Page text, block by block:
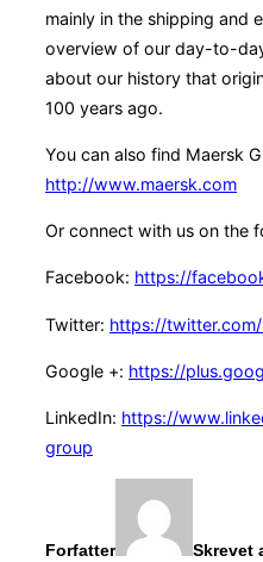
mainly in the shipping and
overview of our day-to-
about our history that
100 years ago.
You can also find Maersk
http://www.maersk.com
Or connect with us on the
Facebook: https://
Twitter: https://twitter.com/
Google +: https://
LinkedIn: https://
group
Forfatter Skrevet